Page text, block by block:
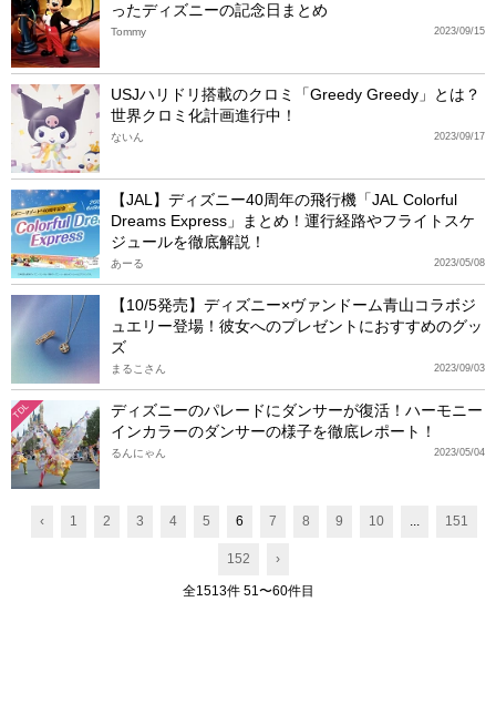
ったディズニーの記念日まとめ
2023/09/15
Tommy
USJハリドリ搭載のクロミ「Greedy Greedy」とは？
世界クロミ化計画進行中！
2023/09/17
ないん
【JAL】ディズニー40周年の飛行機「JAL Colorful
Dreams Express」まとめ！運行経路やフライトスケ
ジュールを徹底解説！
2023/05/08
あーる
【10/5発売】ディズニー×ヴァンドーム青山コラボジ
ュエリー登場！彼女へのプレゼントにおすすめのグッ
ズ
2023/09/03
まるこさん
TDL
ディズニーのパレードにダンサーが復活！ハーモニー
インカラーのダンサーの様子を徹底レポート！
2023/05/04
るんにゃん
‹ 1 2 3 4 5 6 7 8 9 10 ... 151
152 ›
全1513件 51〜60件目